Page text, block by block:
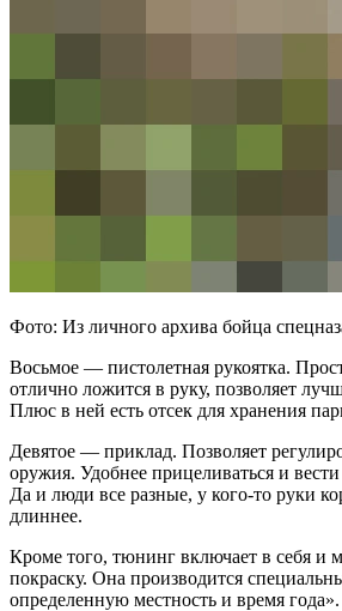
Фото: Из личного архива бойца
Восьмое — пистолетная рукоятка.
отлично ложится в руку, позволяет
Плюс в ней есть отсек для хранения
Девятое — приклад. Позволяет
оружия. Удобнее прицеливаться и
Да и люди все разные, у кого-то руки
длиннее.
Кроме того, тюнинг включает в себя и
покраску. Она производится
определенную местность и время года».